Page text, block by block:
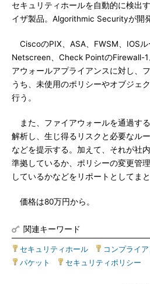
セキュリティホールを自動的に検出
イザ製品。Algorithmic Securityが開
CiscoのPIX、ASA、FWSM、IOS
Netscreen、Check PointのFirewall-
アウォールアプライアンスに対し、
うち、未使用のポリシーやオブジェ
行う。
また、ファイアウォールを通過す
解析し、生じ得るリスクと必要なル
などを提示する。加えて、それが社
準拠しているか、ポリシーの変更管
しているかなどをリポートとしてま
価格は80万円から。
関連キーワード
セキュリティホール コンプライア
パケット
セキュリティポリシー